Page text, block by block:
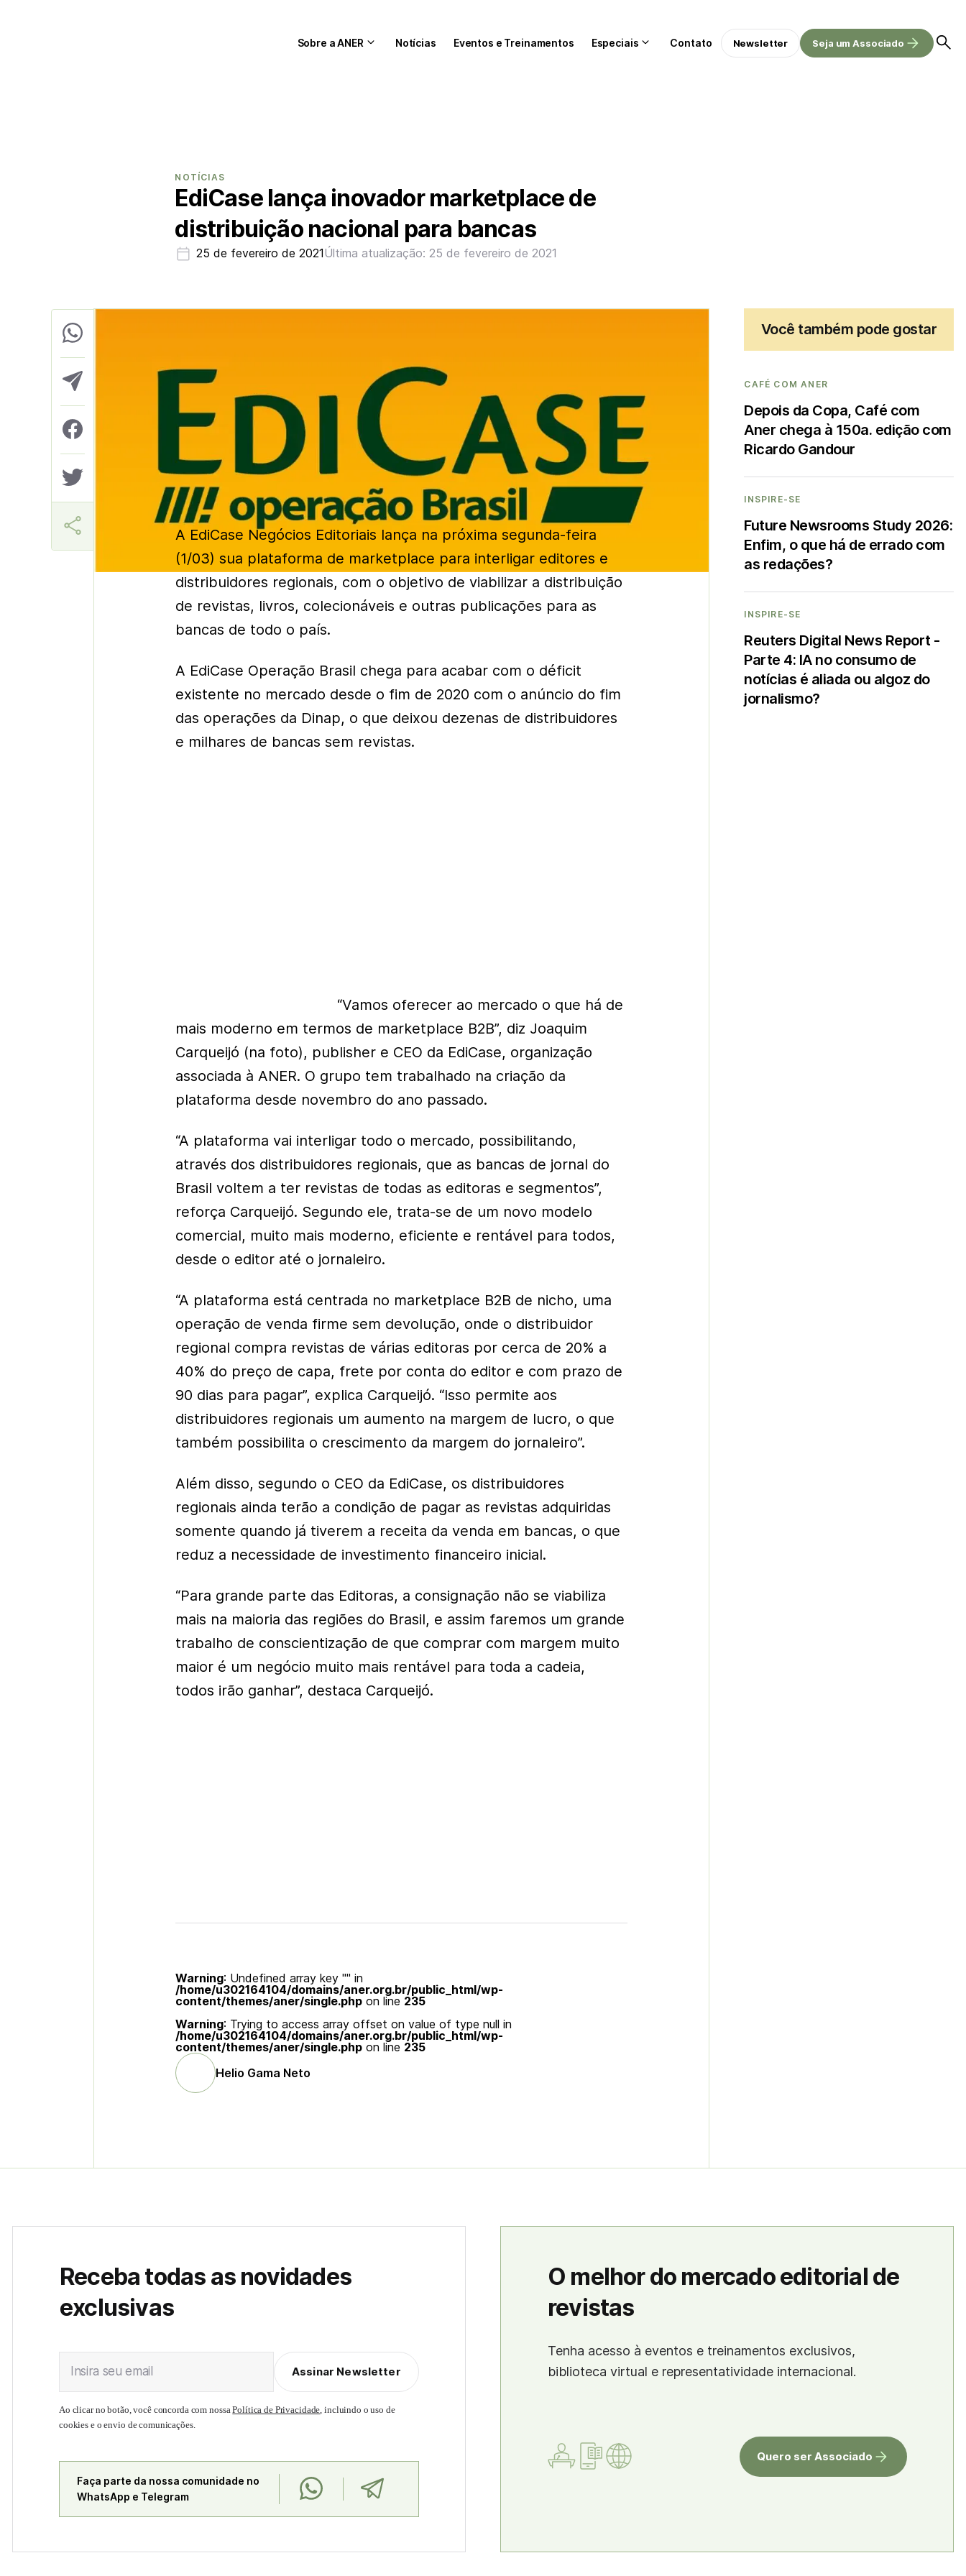
Sobre a ANER Notícias Eventos e Treinamentos Especiais Contato Newsletter Seja um Associado
NOTÍCIAS
EdiCase lança inovador marketplace de
distribuição nacional para bancas
25 de fevereiro de 2021Última atualização: 25 de fevereiro de 2021
Helio Gama Neto
A EdiCase Negócios Editoriais lança na próxima segunda-feira
(1/03) sua plataforma de marketplace para interligar editores e
distribuidores regionais, com o objetivo de viabilizar a distribuição
de revistas, livros, colecionáveis e outras publicações para as
bancas de todo o país.
A EdiCase Operação Brasil chega para acabar com o déficit
existente no mercado desde o fim de 2020 com o anúncio do fim
das operações da Dinap, o que deixou dezenas de distribuidores
e milhares de bancas sem revistas.
“Vamos oferecer ao mercado o que há de
mais moderno em termos de marketplace B2B”, diz Joaquim
Carqueijó (na foto), publisher e CEO da EdiCase, organização
associada à ANER. O grupo tem trabalhado na criação da
plataforma desde novembro do ano passado.
“A plataforma vai interligar todo o mercado, possibilitando,
através dos distribuidores regionais, que as bancas de jornal do
Brasil voltem a ter revistas de todas as editoras e segmentos”,
reforça Carqueijó. Segundo ele, trata-se de um novo modelo
comercial, muito mais moderno, eficiente e rentável para todos,
desde o editor até o jornaleiro.
“A plataforma está centrada no marketplace B2B de nicho, uma
operação de venda firme sem devolução, onde o distribuidor
regional compra revistas de várias editoras por cerca de 20% a
40% do preço de capa, frete por conta do editor e com prazo de
90 dias para pagar”, explica Carqueijó. “Isso permite aos
distribuidores regionais um aumento na margem de lucro, o que
também possibilita o crescimento da margem do jornaleiro”.
Além disso, segundo o CEO da EdiCase, os distribuidores
regionais ainda terão a condição de pagar as revistas adquiridas
somente quando já tiverem a receita da venda em bancas, o que
reduz a necessidade de investimento financeiro inicial.
“Para grande parte das Editoras, a consignação não se viabiliza
mais na maioria das regiões do Brasil, e assim faremos um grande
trabalho de conscientização de que comprar com margem muito
maior é um negócio muito mais rentável para toda a cadeia,
todos irão ganhar”, destaca Carqueijó.
Warning: Undefined array key "" in
/home/u302164104/domains/aner.org.br/public_html/wp-
content/themes/aner/single.php on line 235
Warning: Trying to access array offset on value of type null in
/home/u302164104/domains/aner.org.br/public_html/wp-
content/themes/aner/single.php on line 235
Helio Gama Neto
Você também pode gostar
CAFÉ COM ANER
Depois da Copa, Café com
Aner chega à 150a. edição com
Ricardo Gandour
INSPIRE-SE
Future Newsrooms Study 2026:
Enfim, o que há de errado com
as redações?
INSPIRE-SE
Reuters Digital News Report -
Parte 4: IA no consumo de
notícias é aliada ou algoz do
jornalismo?
Receba todas as novidades
exclusivas
Insira seu email Assinar Newsletter
Ao clicar no botão, você concorda com nossaPolítica de Privacidade, incluindo o uso de
cookies e o envio de comunicações.
Faça parte da nossa comunidade no
WhatsApp e Telegram
O melhor do mercado editorial de
revistas
Tenha acesso à eventos e treinamentos exclusivos,
biblioteca virtual e representatividade internacional.
Quero ser Associado